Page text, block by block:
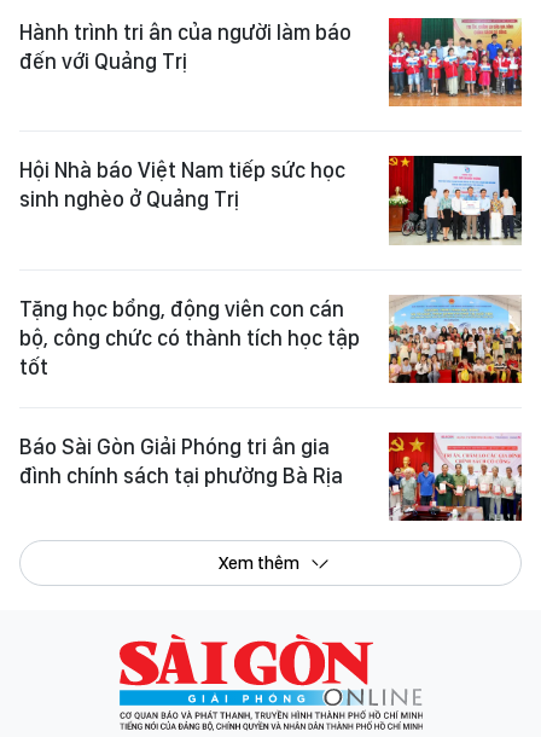
Hành trình tri ân của người làm báo
đến với Quảng Trị
Hội Nhà báo Việt Nam tiếp sức học
sinh nghèo ở Quảng Trị
Tặng học bổng, động viên con cán
bộ, công chức có thành tích học tập
tốt
Báo Sài Gòn Giải Phóng tri ân gia
đình chính sách tại phường Bà Rịa
Xem thêm